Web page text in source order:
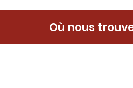
Où nous